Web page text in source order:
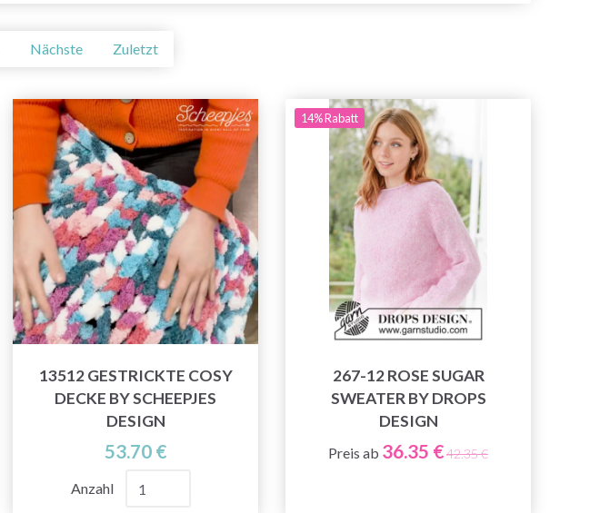
Nächste Zuletzt
13512 GESTRICKTE COSY
DECKE BY SCHEEPJES
DESIGN
53.70 €
Anzahl
14% Rabatt
267-12 ROSE SUGAR
SWEATER BY DROPS
DESIGN
Preis ab 36.35 €42.35 €